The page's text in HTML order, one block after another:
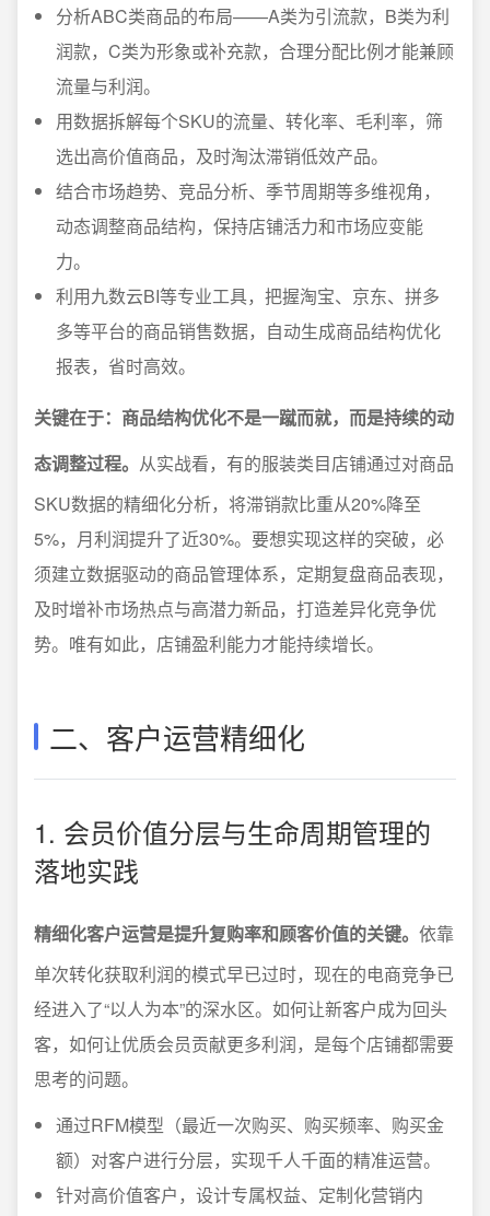
分析ABC类商品的布局——A类为引流款，B类为利
润款，C类为形象或补充款，合理分配比例才能兼顾
流量与利润。
用数据拆解每个SKU的流量、转化率、毛利率，筛
选出高价值商品，及时淘汰滞销低效产品。
结合市场趋势、竞品分析、季节周期等多维视角，
动态调整商品结构，保持店铺活力和市场应变能
力。
利用九数云BI等专业工具，把握淘宝、京东、拼多
多等平台的商品销售数据，自动生成商品结构优化
报表，省时高效。
关键在于：商品结构优化不是一蹴而就，而是持续的动
态调整过程。 从实战看，有的服装类目店铺通过对商品
SKU数据的精细化分析，将滞销款比重从20%降至
5%，月利润提升了近30%。要想实现这样的突破，必
须建立数据驱动的商品管理体系，定期复盘商品表现，
及时增补市场热点与高潜力新品，打造差异化竞争优
势。唯有如此，店铺盈利能力才能持续增长。
二、客户运营精细化
1. 会员价值分层与生命周期管理的
落地实践
精细化客户运营是提升复购率和顾客价值的关键。 依靠
单次转化获取利润的模式早已过时，现在的电商竞争已
经进入了“以人为本”的深水区。如何让新客户成为回头
客，如何让优质会员贡献更多利润，是每个店铺都需要
思考的问题。
通过RFM模型（最近一次购买、购买频率、购买金
额）对客户进行分层，实现千人千面的精准运营。
针对高价值客户，设计专属权益、定制化营销内